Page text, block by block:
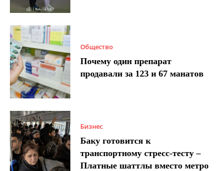
Общество
Почему один препарат
продавали за 123 и 67 манатов
Бизнес
Баку готовится к
транспортному стресс-тесту –
Платные шаттлы вместо метро